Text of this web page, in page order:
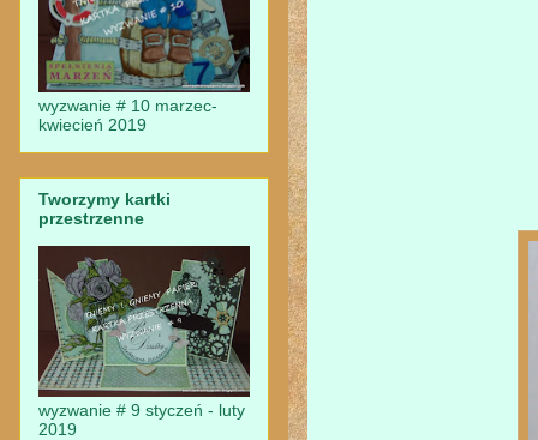
wyzwanie # 10 marzec-
kwiecień 2019
Tworzymy kartki
przestrzenne
wyzwanie # 9 styczeń - luty
2019